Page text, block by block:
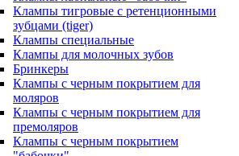
Клампы тигровые с ретенционными
зубцами (tiger)
Клампы специальные
Клампы для молочных зубов
Бринкеры
Клампы с черным покрытием для
моляров
Клампы с черным покрытием для
премоляров
Клампы с черным покрытием